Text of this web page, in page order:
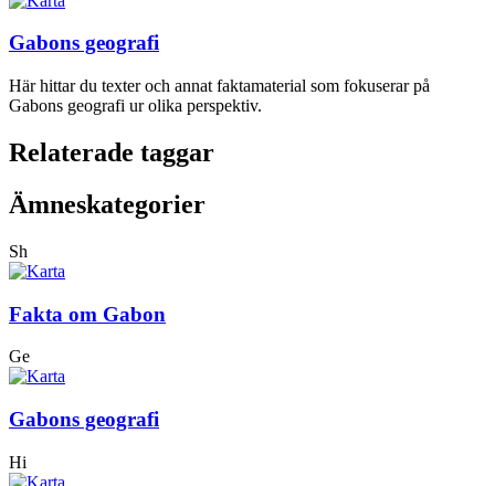
Gabons geografi
Här hittar du texter och annat faktamaterial som fokuserar på
Gabons geografi ur olika perspektiv.
Relaterade taggar
Ämneskategorier
Sh
Fakta om Gabon
Ge
Gabons geografi
Hi